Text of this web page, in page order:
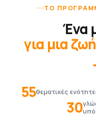
ΤΟ
Ένα
για μια
55θεματικές
30